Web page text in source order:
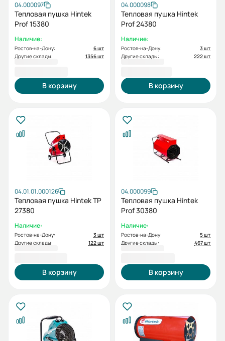
04.000097
Тепловая пушка Hintek
Prof 15380
Наличие:
Ростов-на-Дону:
6 шт
Другие склады:
1356 шт
В корзину
04.000098
Тепловая пушка Hintek
Prof 24380
Наличие:
Ростов-на-Дону:
3 шт
Другие склады:
222 шт
В корзину
04.01.01.000126
Тепловая пушка Hintek TP
27380
Наличие:
Ростов-на-Дону:
3 шт
Другие склады:
122 шт
В корзину
04.000099
Тепловая пушка Hintek
Prof 30380
Наличие:
Ростов-на-Дону:
5 шт
Другие склады:
467 шт
В корзину